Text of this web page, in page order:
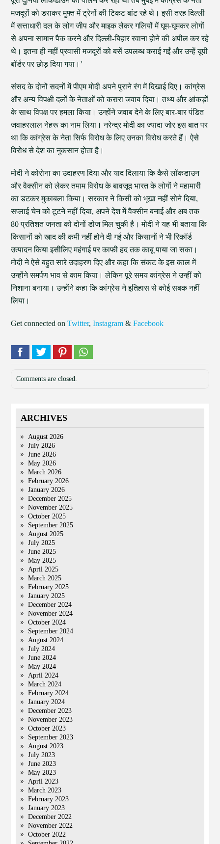
मजदूरों को डराकर मुफ्त में ट्रेनों की टिकट बांट रहे थे। इसी तरह दिल्ली
में सत्ताधारी दल के लोग जीप और माइक लेकर गलियों में घूम-घूमकर लोगों
से अपना सामान पैक करने और दिल्ली-बिहार रवाना होने की अपील कर रहे
थे। इतना ही नहीं प्रवासी मजदूरों को बसें उपलब्ध कराई गईं और उन्हें यूपी
बॉर्डर पर छोड़ दिया गया।’
संसद के दोनों सदनों में पीएम मोदी अपने पुराने रंग में दिखाई दिए। कांग्रेस
और अन्य विपक्षी दलों के नेताओं को करारा जवाब दिया। तथ्य और आंकड़ों
के साथ विपक्ष पर हमला किया। उन्होंने जवाब देने के लिए बार-बार पंडित
जवाहरलाल नेहरू का नाम लिया। नरेन्द्र मोदी का ज्यादा जोर इस बात पर
था कि कांग्रेस के नेता सिर्फ विरोध के लिए उनका विरोध करते हैं। ऐसे
विरोध से देश का नुकसान होता है।
मोदी ने कोरोना का उदाहरण दिया और याद दिलाया कि कैसे लॉकडाउन
और वैक्सीन को लेकर तमाम विरोध के बावजूद भारत के लोगों ने महामारी
का डटकर मुकाबला किया। सरकार ने किसी को भूखा नहीं सोने दिया,
सप्लाई चेन को टूटने नहीं दिया, अपने देश में वैक्सीन बनाई और अब तक
80 प्रतिशत जनता को दोनों डोज मिल चुकी है। मोदी ने यह भी बताया कि
किसानों को खाद की कमी नहीं होने दी गई और किसानों ने भी रिकॉर्ड
उत्पादन किया इसीलिए महंगाई पर काफी हद तक काबू पाया जा सका।
मोदी ने ऐसे बहुत सारे उदाहरण दिए और कहा कि संकट के इस काल में
उन्होंने समर्पण भाव से काम किया। लेकिन पूरे समय कांग्रेस ने उन्हीं को
निशाना बनाया। उन्होंने कहा कि कांग्रेस ने इतिहास से कोई सबक नहीं
लिया।
Get connected onTwitter,Instagram &Facebook
Comments are closed.
ARCHIVES
August 2026
July 2026
June 2026
May 2026
March 2026
February 2026
January 2026
December 2025
November 2025
October 2025
September 2025
August 2025
July 2025
June 2025
May 2025
April 2025
March 2025
February 2025
January 2025
December 2024
November 2024
October 2024
September 2024
August 2024
July 2024
June 2024
May 2024
April 2024
March 2024
February 2024
January 2024
December 2023
November 2023
October 2023
September 2023
August 2023
July 2023
June 2023
May 2023
April 2023
March 2023
February 2023
January 2023
December 2022
November 2022
October 2022